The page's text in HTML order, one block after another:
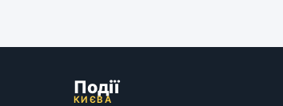
Події
КИЄВА